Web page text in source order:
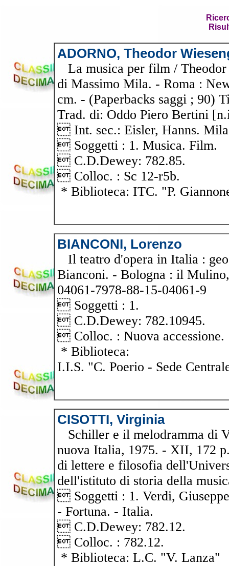
ADORNO, Theodor
La musica per film /
di Massimo Mila. - Roma :
cm. - (Paperbacks saggi ; 90)
Trad. di: Oddo Piero Bertini
 Int. sec.: Eisler, Hanns.
 Soggetti : 1. Musica. Film.
 C.D.Dewey: 782.85.
 Colloc. : Sc 12-r5b.
* Biblioteca: ITC. "P.
BIANCONI, Lorenzo
Il teatro d'opera in Italia :
Bianconi. - Bologna : il
04061-7978-88-15-04061-9
 Soggetti : 1.
 C.D.Dewey: 782.10945.
 Colloc. : Nuova accessione.
* Biblioteca:
I.I.S. "C. Poerio - Sede
CISOTTI, Virginia
Schiller e il melodramma di
nuova Italia, 1975. - XII, 172
di lettere e filosofia
dell'istituto di storia della
 Soggetti : 1. Verdi,
- Fortuna. - Italia.
 C.D.Dewey: 782.12.
 Colloc. : 782.12.
* Biblioteca: L.C. "V. Lanza"